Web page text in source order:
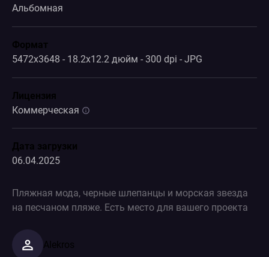
Альбомная
Формат
5472x3648 - 18.2x12.2 дюйм - 300 dpi - JPG
Лицензия
Коммерческая
Дата загрузки
06.04.2025
Пляжная мода, черные шлепанцы и морская звезда
на песчаном пляже. Есть место для вашего проекта
Alekros